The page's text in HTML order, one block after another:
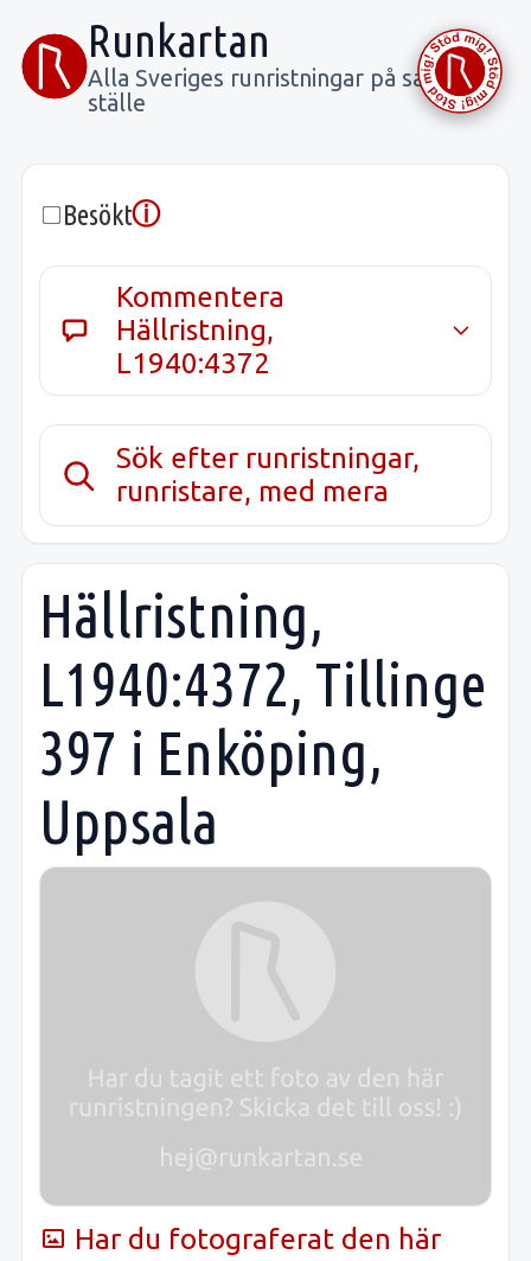
Runkartan
Alla Sveriges runristningar på samma
ställe
Besöktⓘ
Kommentera
Hällristning,
L1940:4372
Sök efter runristningar,
runristare, med mera
Hällristning,
L1940:4372, Tillinge
397 i Enköping,
Uppsala
Har du fotograferat den här